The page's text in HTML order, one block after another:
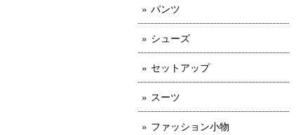
パンツ
シューズ
セットアップ
スーツ
ファッション小物